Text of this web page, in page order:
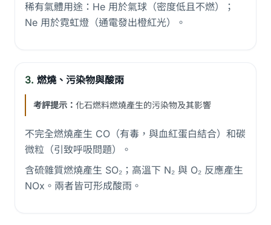
稀有氣體用途：He 用於氣球（密度低且不燃）；
Ne 用於霓虹燈（通電發出橙紅光）。
3. 燃燒、污染物與酸雨
考評提示： 化石燃料燃燒產生的污染物及其影響
不完全燃燒產生 CO（有毒，與血紅蛋白結合）和碳
微粒（引致呼吸問題）。
含硫雜質燃燒產生 SO₂；高溫下 N₂ 與 O₂ 反應產生
NOx。兩者皆可形成酸雨。